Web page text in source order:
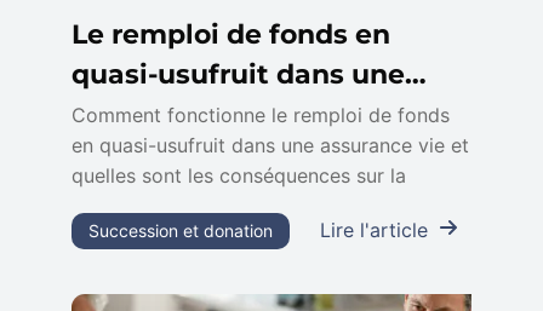
Le remploi de fonds en
quasi-usufruit dans une
assurance vie
Comment fonctionne le remploi de fonds
en quasi-usufruit dans une assurance vie et
quelles sont les conséquences sur la
Lire l'article
Succession et donation